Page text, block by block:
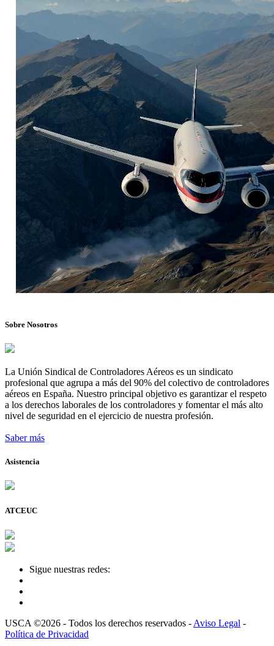
Sobre Nosotros
La Unión Sindical de Controladores Aéreos es un sindicato
profesional que agrupa a más del 90% del colectivo de controladores
aéreos en España. Nuestro principal objetivo es garantizar el respeto
a los derechos laborales de los controladores y fomentar el más alto
nivel de seguridad en el ejercicio de nuestra profesión.
Saber más
Asistencia
ATCEUC
Sigue nuestras redes:
USCA ©2026 - Todos los derechos reservados - Aviso Legal -
Política de Privacidad